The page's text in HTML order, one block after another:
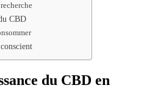
CBD
du CBD en